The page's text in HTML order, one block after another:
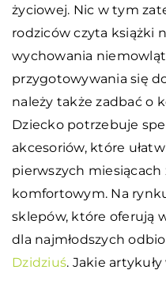
życiowej. Nic w tym
rodziców czyta książki
wychowania
przygotowywania się
należy także zadbać o
Dziecko potrzebuje
akcesoriów, które
pierwszych miesiącach
komfortowym. Na
sklepów, które oferują
dla najmłodszych
Dzidziuś. Jakie